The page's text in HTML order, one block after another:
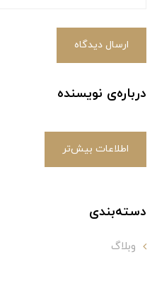
ارسال دیدگاه
درباره‌ی نویسنده
اطلاعات بیش‌تر
دسته‌بندی
وبلاگ